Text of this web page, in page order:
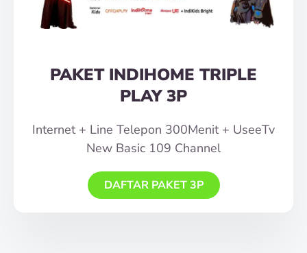
PAKET INDIHOME TRIPLE
PLAY 3P
Internet + Line Telepon 300Menit + UseeTv
New Basic 109 Channel
DAFTAR PAKET 3P